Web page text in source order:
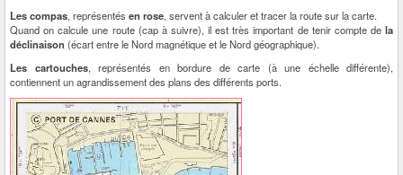
Les compas, représentés en rose, servent à calculer et tracer la route sur la carte.
Quand on calcule une route (cap à suivre), il est très important de tenir compte de la
déclinaison (écart entre le Nord magnétique et le Nord géographique).
Les cartouches, représentés en bordure de carte (à une échelle différente),
contiennent un agrandissement des plans des différents ports.